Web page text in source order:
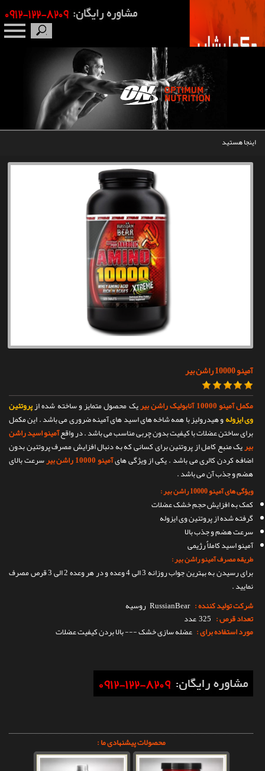
اینجا هستید
آمینو 10000 راشن بیر
مکمل آمینو 10000 آنابولیک راشن بیر یک محصول متمایز و ساخته شده ازپروتئین
وی ایزولهو هیدرولیز با همه شاخه های اسید های آمینه ضروری می باشد . این مکمل
برای ساختن عضلات با کیفیت بدون چربی مناسب می باشد . در واقعآمینو اسید راشن
بیریک منبع کامل از پروتئین برای کسانی که به دنبال افزایش مصرف پروتئین بدون
اضافه کردن کالری می باشد . یکی از ویژگی هایآمینو 10000 راشن بیر
سرعت بالای
هضم و جذب آن می باشد .
ویؤگی های آمینو 10000 راشن بیر :
کمک به افزایش حجم خشک عضلات
گرفته شده از پروتئین وی ایزوله
سرعت هضم و جذب بالا
آمینو اسید کاملاٌ رژیمی
طریقه مصرف آمینو راشن بیر :
برای رسیدن به بهترین جواب روزانه 3 الی 4 وعده و در هر وعده 2 الی 3 قرص مصرف
نمایید .
شرکت تولید کننده : RussianBear روسیه
تعداد قرص : 325 عدد
مورد استفاده برای : عضله سازی خشک --- بالا بردن کیفیت عضلات
محصولات پیشنهادی ما :